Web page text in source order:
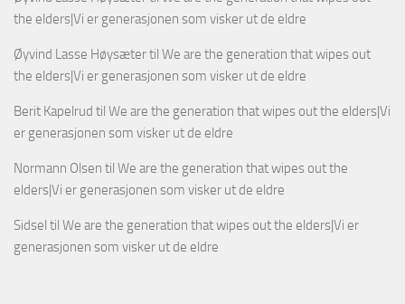
the elders|Vi er generasjonen som visker ut de eldre
Øyvind Lasse Høysætertil We are the generation that wipes out
the elders|Vi er generasjonen som visker ut de eldre
Berit Kapelrud til We are the generation that wipes out the elders|Vi
er generasjonen som visker ut de eldre
Normann Olsen til We are the generation that wipes out the
elders|Vi er generasjonen som visker ut de eldre
Sidsel til We are the generation that wipes out the elders|Vi er
generasjonen som visker ut de eldre